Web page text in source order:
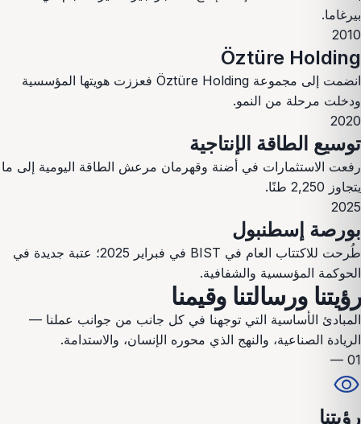
بيرغاما.
2010
Öztüre Holding
انضمت إلى مجموعة Öztüre Holding فعززت هويتها المؤسسية
ودخلت مرحلة من النمو.
2020
توسيع الطاقة الإنتاجية
رفعت الاستثمارات في أضنة وقهرمان مرعش الطاقة اليومية إلى ما
يتجاوز 2,250 طنًا.
2025
بورصة إسطنبول
طُرحت للاكتتاب العام في BIST في فبراير 2025؛ عتبة جديدة في
الحوكمة المؤسسية والشفافية.
رؤيتنا ورسالتنا وقيمنا
المبادئ الأساسية التي توجهنا في كل جانب من جوانب عملنا —
الريادة الصناعية، والنهج الذي محوره الإنسان، والاستدامة.
01 —
visibility
رؤيتنا